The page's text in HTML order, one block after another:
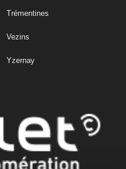
Trémentines
Vezins
Yzernay